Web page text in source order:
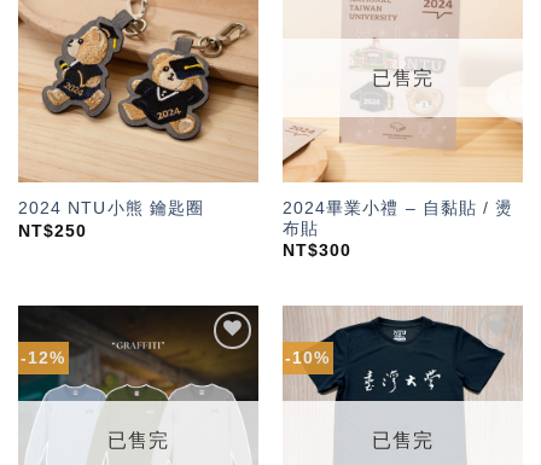
「願
望輕
單」
2024 NTU小熊 鑰匙圈
NT$250
望輕
已售完
2024畢業小禮 – 自黏貼 / 燙
布貼
NT$300
-12%
「願
望輕
單」
已售完
-10%
加入
「願
望輕
已售完